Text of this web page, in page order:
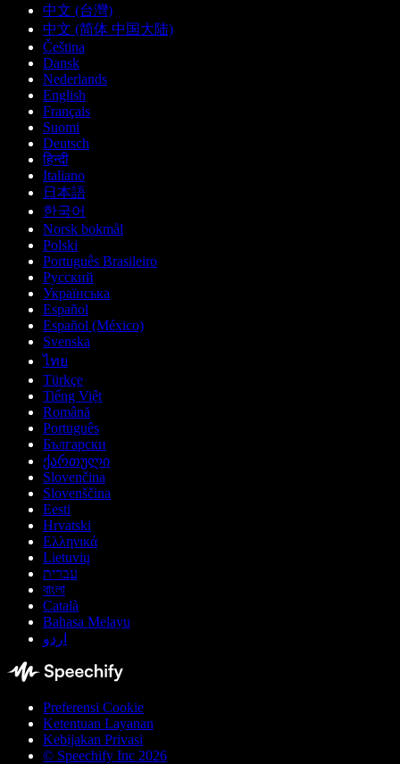
中文 (台灣)
中文 (简体 中国大陆)
Čeština
Dansk
Nederlands
English
Français
Suomi
Deutsch
हिन्दी
Italiano
日本語
한국어
Norsk bokmål
Polski
Português Brasileiro
Русский
Українська
Español
Español (México)
Svenska
ไทย
Türkçe
Tiếng Việt
Română
Português
Български
ქართული
Slovenčina
Slovenščina
Eesti
Hrvatski
Ελληνικά
Lietuvių
עברית
বাংলা
Català
Bahasa Melayu
اردو
Preferensi Cookie
Ketentuan Layanan
Kebijakan Privasi
© Speechify Inc 2026